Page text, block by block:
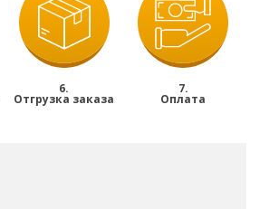
6.
Отгрузка заказа
7.
Оплата